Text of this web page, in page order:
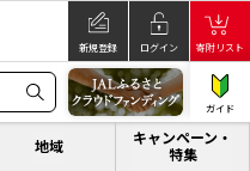
新規登録 ログイン 寄附リスト
ガイド
地域
キャンペーン・
特集